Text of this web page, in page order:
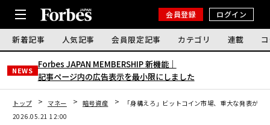
会員登録 ログイン
新着記事 人気記事 会員限定記事 カテゴリ 連載
NEWS
Forbes JAPAN MEMBERSHIP 新機能｜
記事ページ内の広告表示を最小限にしました
トップ マネー 暗号資産
「身構えろ」ビットコイン市場、重大な発表が間
2026.05.21 12:00